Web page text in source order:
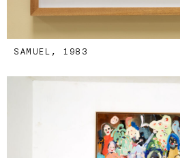
SAMUEL, 1983